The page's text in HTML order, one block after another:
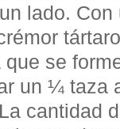
lado.
se
un ¼ taza
cantidad